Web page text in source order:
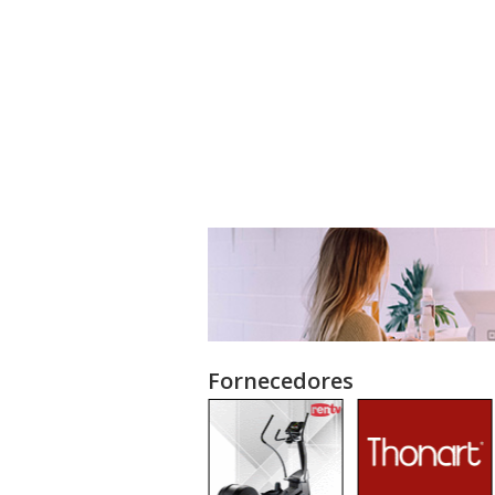
Fornecedores